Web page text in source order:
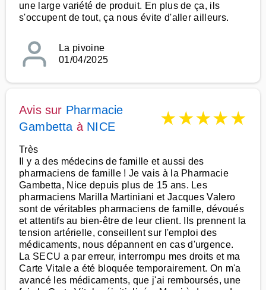
une large variété de produit. En plus de ça, ils
s'occupent de tout, ça nous évite d'aller ailleurs.
La pivoine
01/04/2025
Avis sur Pharmacie
Gambetta à NICE ★★★★★
Très
Il y a des médecins de famille et aussi des
pharmaciens de famille ! Je vais à la Pharmacie
Gambetta, Nice depuis plus de 15 ans. Les
pharmaciens Marilla Martiniani et Jacques Valero
sont de véritables pharmaciens de famille, dévoués
et attentifs au bien-être de leur client. Ils prennent la
tension artérielle, conseillent sur l'emploi des
médicaments, nous dépannent en cas d'urgence.
La SECU a par erreur, interrompu mes droits et ma
Carte Vitale a été bloquée temporairement. On m'a
avancé les médicaments, que j'ai remboursés, une